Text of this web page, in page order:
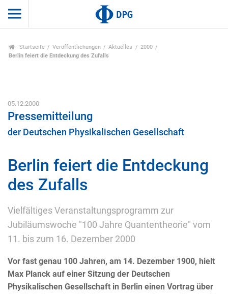
Startseite Veröffentlichungen Aktuelles
2000
Berlin feiert die Entdeckung des Zufalls
05.12.2000
Pressemitteilung
der Deutschen Physikalischen Gesellschaft
Berlin feiert die Entdeckung
des Zufalls
Vielfältiges Veranstaltungsprogramm zur
Jubiläumswoche "100 Jahre Quantentheorie" vom
11. bis zum 16. Dezember 2000
Vor fast genau 100 Jahren, am 14. Dezember 1900, hielt
Max Planck auf einer Sitzung der Deutschen
Physikalischen Gesellschaft in Berlin einen Vortrag über